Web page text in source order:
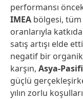
performansı
IMEA bölgesi, tüm
oranlarıyla
satış artışı elde
negatif bir
karşın, Asya-
güçlü
yılın zorlu